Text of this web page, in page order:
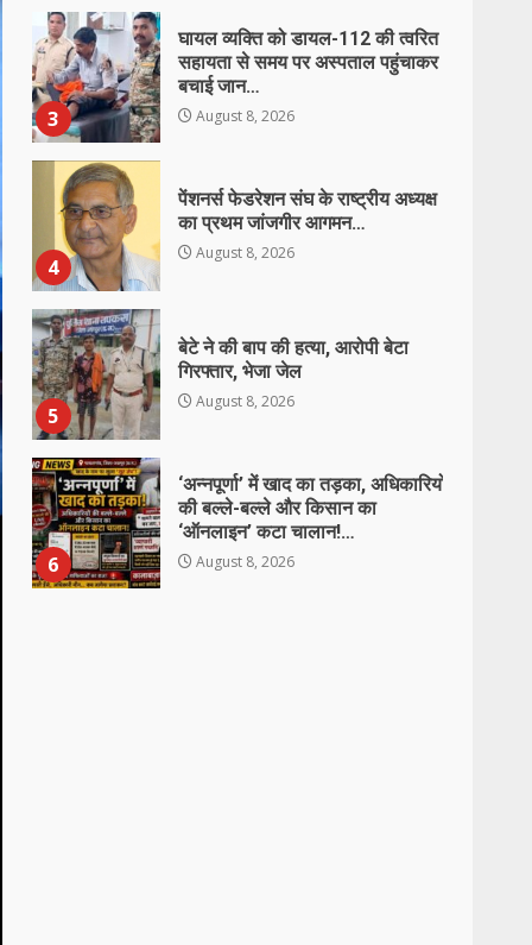
4
पेंशनर्स फेडरेशन संघ के राष्ट्रीय अध्यक्ष
का प्रथम जांजगीर आगमन…
5
बेटे ने की बाप की हत्या, आरोपी बेटा
गिरफ्तार, भेजा जेल
August 8, 2026
6
‘अन्नपूर्णा’ में खाद का तड़का, अधिकारियों
की बल्ले-बल्ले और किसान का
‘ऑनलाइन’ कटा चालान!…
August 8, 2026
7
138 करोड़ की लागत से नांदघाट-मुंगेली
रोड होगा फोरलेन…